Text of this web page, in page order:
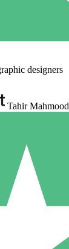
designers
Tahir Mahmood